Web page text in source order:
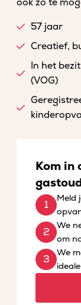
ook zo te
57 jaar
Creatief,
In het
(VOG)
Kom in
Meld
We
om
We